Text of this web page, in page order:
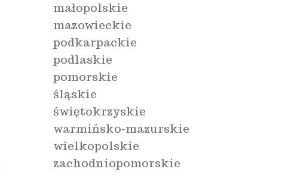
małopolskie
mazowieckie
podkarpackie
podlaskie
pomorskie
śląskie
świętokrzyskie
warmińsko-mazurskie
wielkopolskie
zachodniopomorskie